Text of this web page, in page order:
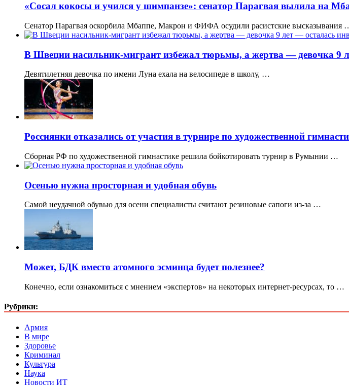
«Сосал кокосы и учился у шимпанзе»: сенатор Парагвая вылила на
Сенатор Парагвая оскорбила Мбаппе, Макрон и ФИФА осудили расистские высказывания
В Швеции насильник-мигрант избежал тюрьмы, а жертва — девочка 9
Девятилетняя девочка по имени Луна ехала на велосипеде в школу, …
Россиянки отказались от участия в турнире по художественной
Сборная РФ по художественной гимнастике решила бойкотировать турнир в Румынии …
Осенью нужна просторная и удобная обувь
Самой неудачной обувью для осени специалисты считают резиновые сапоги из-за …
Может, БДК вместо атомного эсминца будет полезнее?
Конечно, если ознакомиться с мнением «экспертов» на некоторых интернет-ресурсах, то …
Рубрики:
Армия
В мире
Здоровье
Криминал
Культура
Наука
Новости ИТ